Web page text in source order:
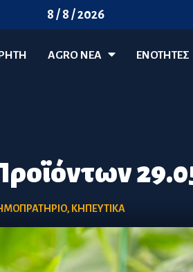
8 / 8 / 2026
AGRO ΝΈΑ ΕΝΟΤΗΤΕΣ
, ΚΗΠΕΥΤΙΚΑ